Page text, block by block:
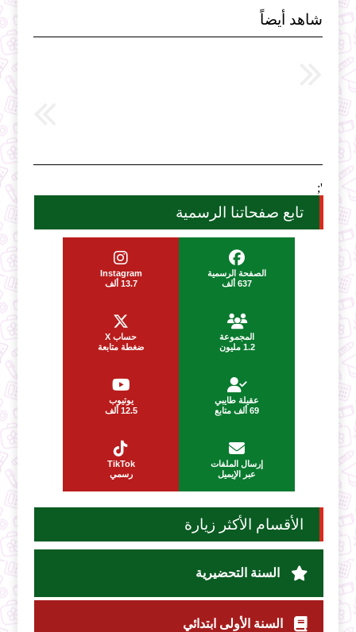
شاهد أيضاً
';
تابع صفحاتنا الرسمية
الصفحة الرسمية
637 ألف
Instagram
13.7 ألف
المجموعة
1.2 مليون
حساب X
ضغطة متابعة
عقيلة طايبي
69 ألف متابع
يوتيوب
12.5 ألف
إرسال الملفات
عبر الإيميل
TikTok
رسمي
الأقسام الأكثر زيارة
السنة التحضيرية
السنة الأولى ابتدائي